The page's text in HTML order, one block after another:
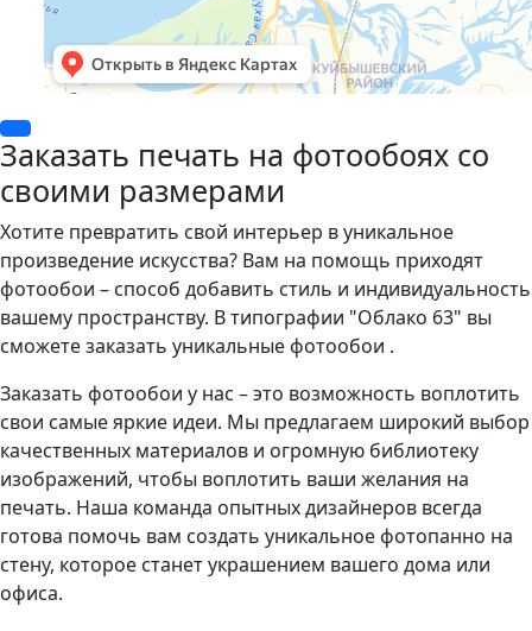
Заказать печать на фотообоях со
своими размерами
Хотите превратить свой интерьер в уникальное
произведение искусства? Вам на помощь приходят
фотообои – способ добавить стиль и индивидуальность
вашему пространству. В типографии "Облако 63" вы
сможете заказать уникальные фотообои .
Заказать фотообои у нас – это возможность воплотить
свои самые яркие идеи. Мы предлагаем широкий выбор
качественных материалов и огромную библиотеку
изображений, чтобы воплотить ваши желания на
печать. Наша команда опытных дизайнеров всегда
готова помочь вам создать уникальное фотопанно на
стену, которое станет украшением вашего дома или
офиса.